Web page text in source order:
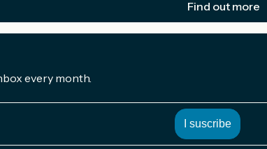
Find out more
every month.